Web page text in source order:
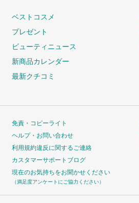
ベストコスメ
プレゼント
ビューティニュース
新商品カレンダー
最新クチコミ
免責・コピーライト
ヘルプ・お問い合わせ
利用規約違反に関するご連絡
カスタマーサポートブログ
現在のお気持ちをお聞かせください
（満足度アンケートにご協力ください）